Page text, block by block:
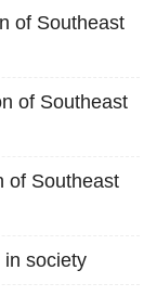
of Southeast
of Southeast
of Southeast
in society